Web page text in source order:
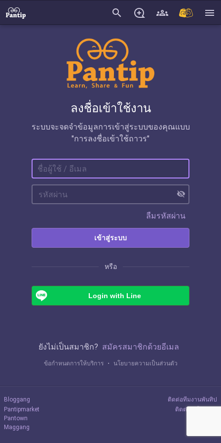
search menu
ลงชื่อเข้าใช้งาน
ระบบจะจดจำข้อมูลการเข้าสู่ระบบของคุณแบบ
"การลงชื่อเข้าใช้ถาวร"
visibility_off
ลืมรหัสผ่าน
เข้าสู่ระบบ
หรือ
Login with Line
ยังไม่เป็นสมาชิก? สมัครสมาชิกด้วยอีเมล
ข้อกำหนดการให้บริการ ・ นโยบายความเป็นส่วนตัว
Bloggang
Pantipmarket
Pantown
Maggang
ติดต่อทีมงานพันทิป
ติดต่อลงโฆษณา